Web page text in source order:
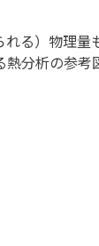
る）物理量
分析の参考